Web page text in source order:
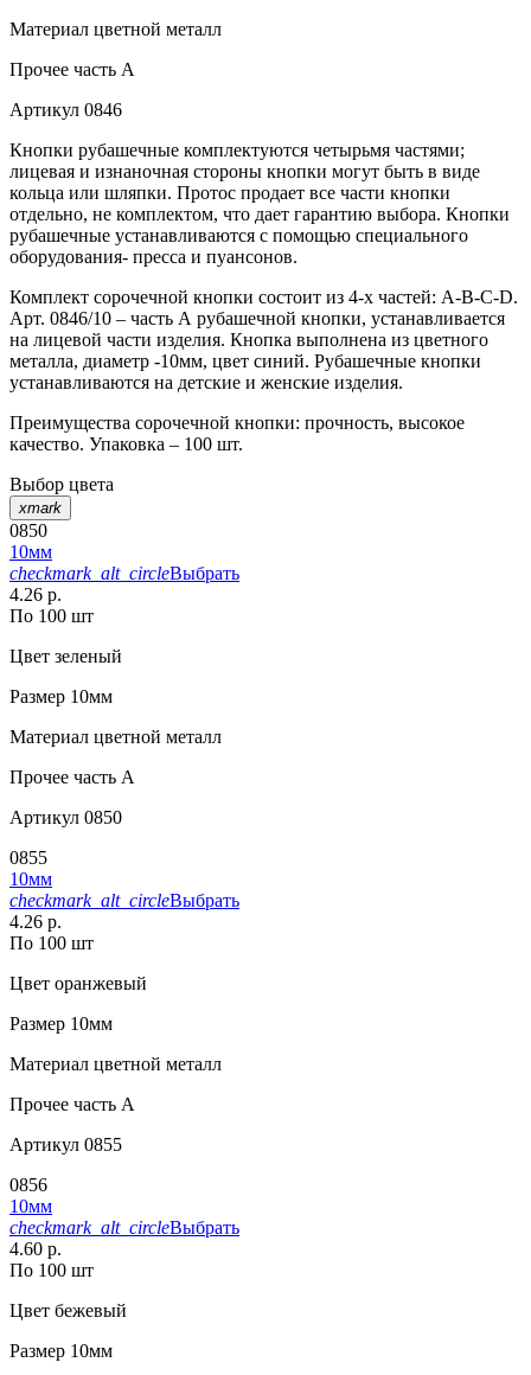
Материал цветной металл
Прочее часть A
Артикул 0846
Кнопки рубашечные комплектуются четырьмя частями;
лицевая и изнаночная стороны кнопки могут быть в виде
кольца или шляпки. Протос продает все части кнопки
отдельно, не комплектом, что дает гарантию выбора. Кнопки
рубашечные устанавливаются с помощью специального
оборудования- пресса и пуансонов.
Комплект сорочечной кнопки состоит из 4-х частей: А-В-С-D.
Арт. 0846/10 – часть А рубашечной кнопки, устанавливается
на лицевой части изделия. Кнопка выполнена из цветного
металла, диаметр -10мм, цвет синий. Рубашечные кнопки
устанавливаются на детские и женские изделия.
Преимущества сорочечной кнопки: прочность, высокое
качество. Упаковка – 100 шт.
Выбор цвета
xmark
0850
10мм
checkmark_alt_circleВыбрать
4.26 р.
По 100 шт
Цвет зеленый
Размер 10мм
Материал цветной металл
Прочее часть A
Артикул 0850
0855
10мм
checkmark_alt_circleВыбрать
4.26 р.
По 100 шт
Цвет оранжевый
Размер 10мм
Материал цветной металл
Прочее часть A
Артикул 0855
0856
10мм
checkmark_alt_circleВыбрать
4.60 р.
По 100 шт
Цвет бежевый
Размер 10мм